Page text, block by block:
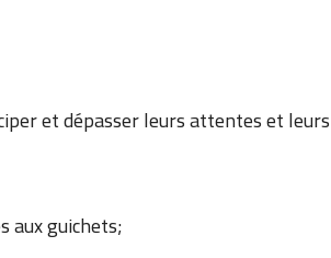
et dépasser leurs attentes et
aux guichets;